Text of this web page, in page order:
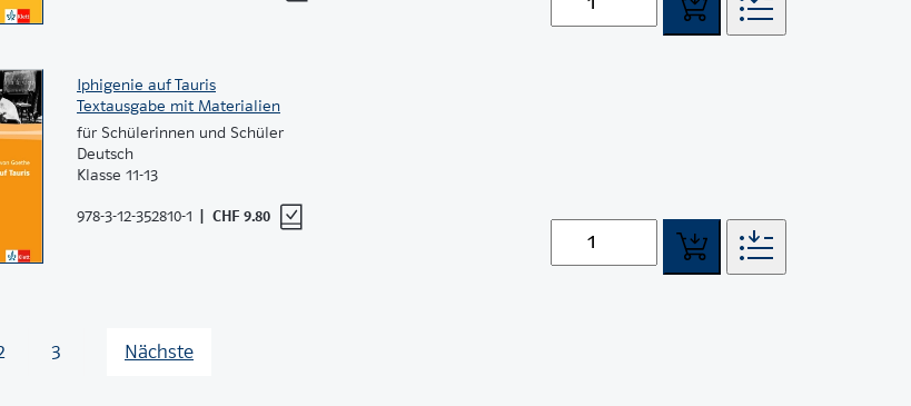
Iphigenie auf Tauris
Textausgabe mit Materialien
für Schülerinnen und Schüler
Deutsch
Klasse 11-13
978-3-12-352810-1 CHF 9.80
Nächste
3